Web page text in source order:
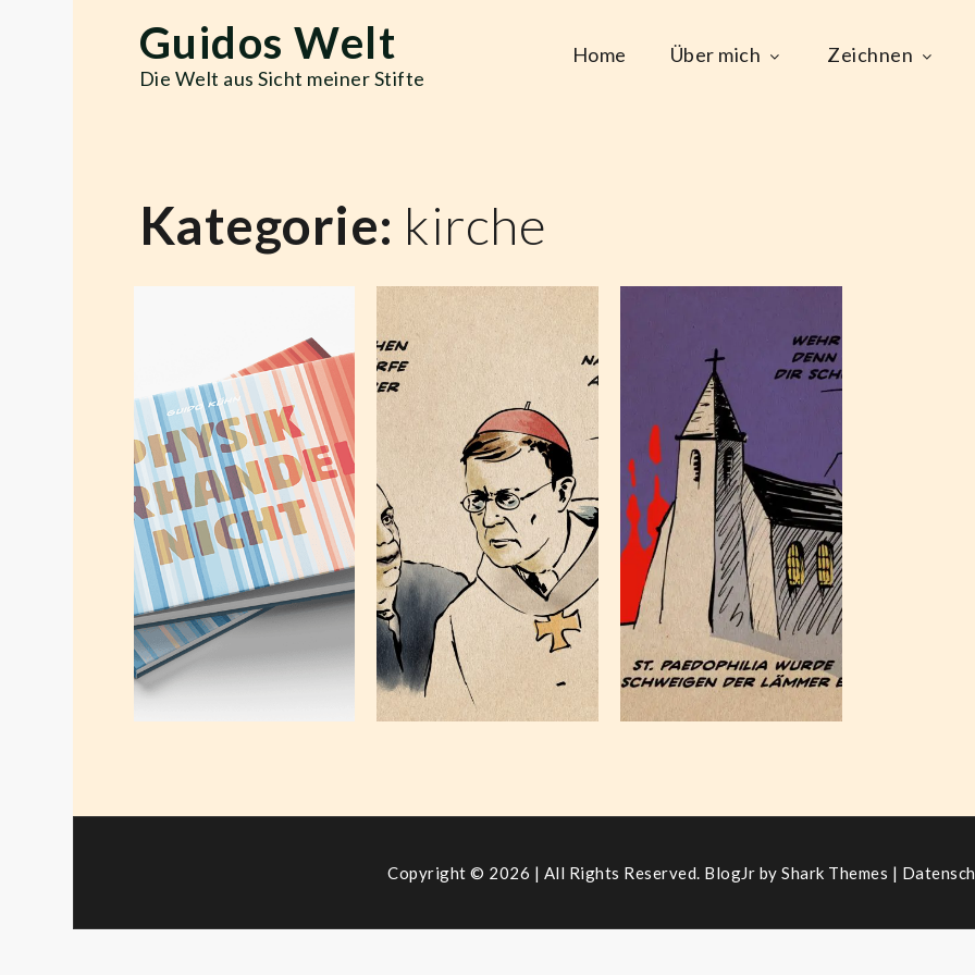
Guidos Welt
Die Welt aus Sicht meiner Stifte
Home Über mich Zeichnen
Kategorie: kirche
Klima
2026
Mai 20, 2026
Selbstuntersuchung
Juni 8, 2023
St.
Paedophilia
Oktober 8,
2021
Copyright © 2026 | All Rights Reserved. BlogJr byShark Themes |